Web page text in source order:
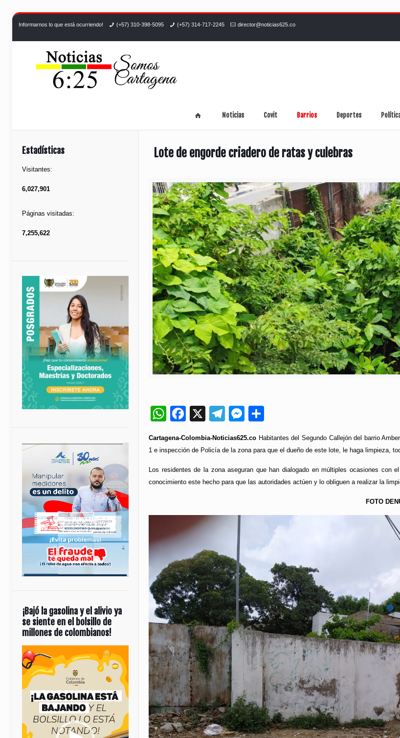
Informarnos lo que está ocurriendo! (+57) 310-398-5095 (+57) 314-717-2245 director@noticias625.co
Noticias Covit Barrios Deportes
Lote de engorde criadero de ratas y culebras
WhatsApp
Facebook
X Telegram
Messenger
Cartagena-Colombia-Noticias625.coHabitantes del Segundo Callejón del barrio
1 e inspección de Policía de la zona para que el dueño de este lote, le haga limpieza,
Los residentes de la zona aseguran que han dialogado en múltiples ocasiones
conocimiento este hecho para que las autoridades actúen y lo obliguen a realizar la
FOTO
Estadísticas
Visitantes:
6,027,901
Páginas visitadas:
7,255,622
¡Bajó la gasolina y el alivio ya
se siente en el bolsillo de
millones de colombianos!
Reproductor
de
vídeo